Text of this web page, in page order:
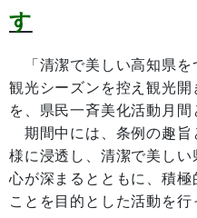
す
「清潔で美しい高知県を
観光シーズンを控え観光開
を、県民一斉美化活動月間
期間中には、条例の趣旨
様に浸透し、清潔で美し
心が深まるとともに、積
ことを目的とした活動を行